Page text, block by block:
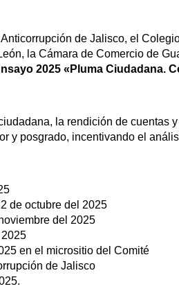
de Jalisco, el
la Cámara de Comercio de
2025 «Pluma Ciudadana.
la rendición de cuentas
y posgrado, incentivando el
de octubre del 2025
del 2025
en el micrositio del Comité
de Jalisco